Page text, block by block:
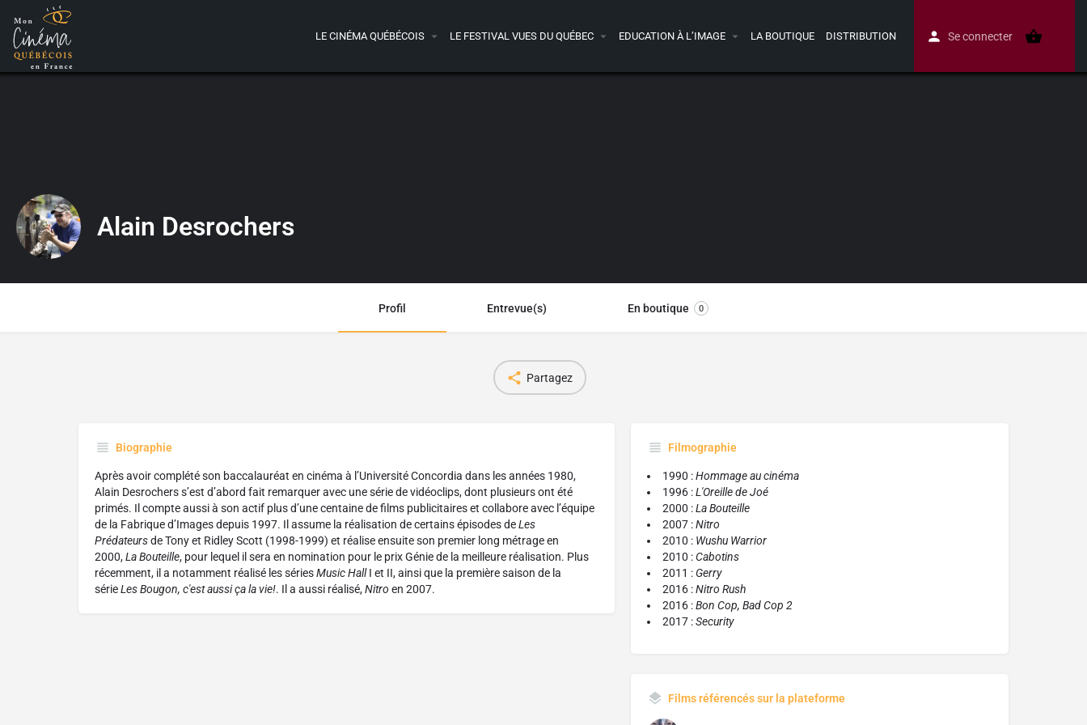
LE CINÉMA QUÉBÉCOIS LE FESTIVAL VUES DU QUÉBEC EDUCATION À L’IMAGE LA BOUTIQUE DISTRIBUTION Se connecter
Alain Desrochers
Profil Entrevue(s) En boutique 0
Partagez
Biographie
Après avoir complété son baccalauréat en cinéma à l’Université Concordia dans les années 1980,
Alain Desrochers s’est d’abord fait remarquer avec une série de vidéoclips, dont plusieurs ont été
primés. Il compte aussi à son actif plus d’une centaine de films publicitaires et collabore avec l’équipe
de la Fabrique d’Images depuis 1997. Il assume la réalisation de certains épisodes deLes
Prédateursde Tony et Ridley Scott (1998-1999) et réalise ensuite son premier long métrage en
2000,La Bouteille, pour lequel il sera en nomination pour le prix Génie de la meilleure réalisation. Plus
récemment, il a notamment réalisé les sériesMusic HallI et II, ainsi que la première saison de la
sérieLes Bougon, c'est aussi ça la vie!. Il a aussi réalisé,Nitro en 2007.
Filmographie
1990 :Hommage au cinéma
1996 :L'Oreille de Joé
2000 :La Bouteille
2007 :Nitro
2010 : Wushu Warrior
2010 :Cabotins
2011 : Gerry
2016 :Nitro Rush
2016 :Bon Cop, Bad Cop 2
2017 :Security
Films référencés sur la plateforme